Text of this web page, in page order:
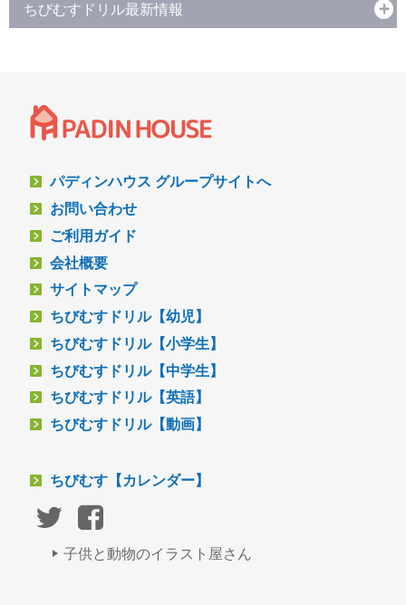
ちびむすドリル最新情報
パディンハウス グループサイトへ
お問い合わせ
ご利用ガイド
会社概要
サイトマップ
ちびむすドリル【幼児】
ちびむすドリル【小学生】
ちびむすドリル【中学生】
ちびむすドリル【英語】
ちびむすドリル【動画】
ちびむす【カレンダー】
子供と動物のイラスト屋さん